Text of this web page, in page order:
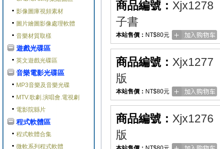
影像圖庫視頻素材
圖片繪圖影像處理軟體
音樂材質取樣
遊戲光碟區
英文遊戲光碟區
音樂電影光碟區
MP3音樂及音樂光碟
MTV.歌劇.演唱會.電視劇
電影院縣片
程式軟體區
程式軟體合集
微軟系列程式軟體
商品編號： Xjx1278
子書
本站售價： NT$80元
商品編號： Xjx1277
版
本站售價： NT$80元
商品編號： Xjx1276
版